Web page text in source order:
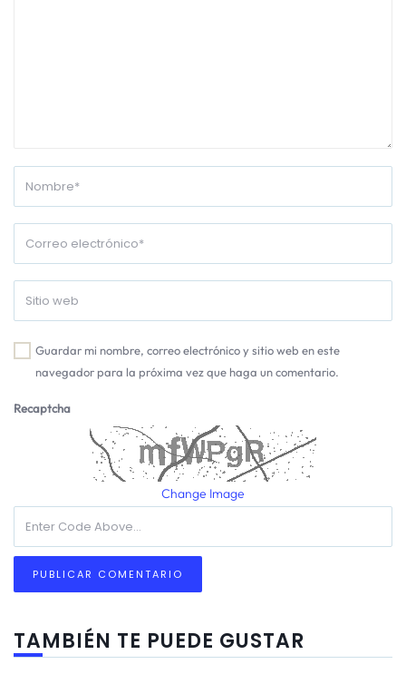
Guardar mi nombre, correo electrónico y sitio web en este
navegador para la próxima vez que haga un comentario.
Recaptcha
Change Image
TAMBIÉN TE PUEDE GUSTAR